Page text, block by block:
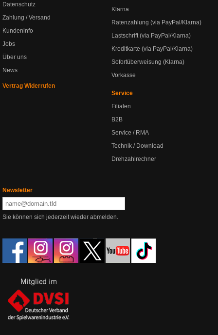
Datenschutz
Zahlung / Versand
Kundeninfo
Jobs
Über uns
News
Vertrag Widerrufen
Klarna
Ratenzahlung (via PayPal/Klarna)
Lastschrift (via PayPal/Klarna)
Kreditkarte (via PayPal/Klarna)
Sofortüberweisung (Klarna)
Vorkasse
Service
Filialen
B2B
Service / RMA
Technik / Download
Drehzahlrechner
Newsletter
Sie können sich jederzeit wieder abmelden.